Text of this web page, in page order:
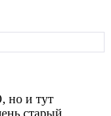
но и тут
старый